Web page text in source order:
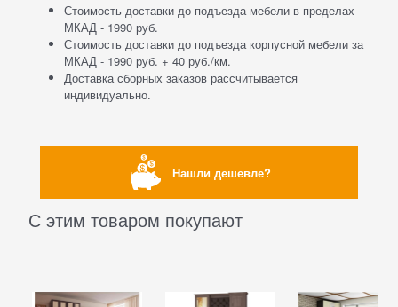
Стоимость доставки до подъезда мебели в пределах
МКАД - 1990 руб.
Стоимость доставки до подъезда корпусной мебели за
МКАД - 1990 руб. + 40 руб./км.
Доставка сборных заказов рассчитывается
индивидуально.
Нашли дешевле?
С этим товаром покупают